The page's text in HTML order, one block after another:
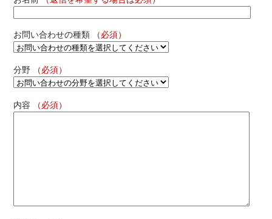
お問い合わせの種類 （必須）
分野 （必須）
内容 （必須）